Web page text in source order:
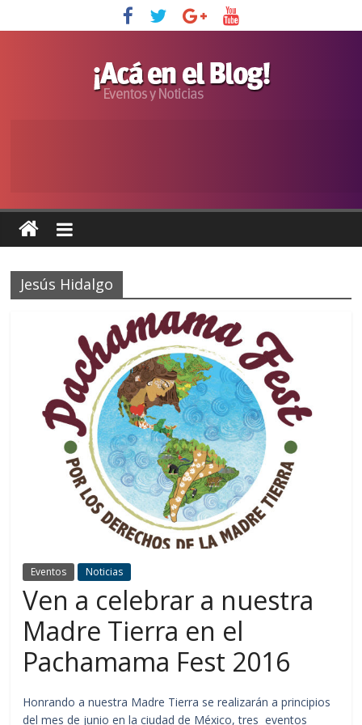
Jesús Hidalgo
Eventos Noticias
Ven a celebrar a nuestra
Madre Tierra en el
Pachamama Fest 2016
Honrando a nuestra Madre Tierra se realizarán a principios
del mes de junio en la ciudad de México, tres eventos